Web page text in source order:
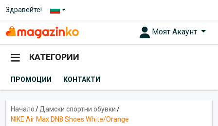
Здравейте!
Моят Акаунт
КАТЕГОРИИ
ПРОМОЦИИ КОНТАКТИ
Начало/Дамски спортни обувки/
NIKE Air Max DN8 Shoes White/Orange